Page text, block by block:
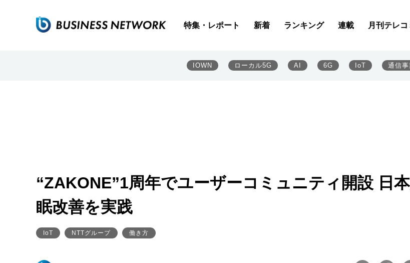
特集・レポート 新着 ランキング 連載 月刊テレ
IOWN ローカル5G AI 6G IoT 通信
“ZAKONE”1周年でユーザーコミュニティ開設 日
眠改善を実践
IoT NTTグループ 働き方